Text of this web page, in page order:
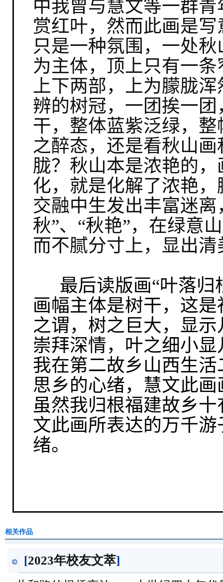
中我曾与慧文等一群
赏红叶，然而此画是
只是一种氛围，一处
为主体，顶上只有一
上下两部，上为朦胧
辨的树冠，一团挨一
干，整体蓝紫泛绿，
之醉态，还是看秋山
胧？秋山本是浓艳的
化，就是化解了浓艳
交融中生发出丰富迷
秋”、“秋艳”，在绿意
而不腻分寸上，显出
最后读版画“叶落
画幅主体是树干，这
之谓，树之巨大，显
崇拜深情，叶之细小
我在第二故乡山西生
思乡的心绪，慧文此
虽然我归根福建故乡
文此画所表达的万千
绪。
相关作品
[2023年校友文萃]